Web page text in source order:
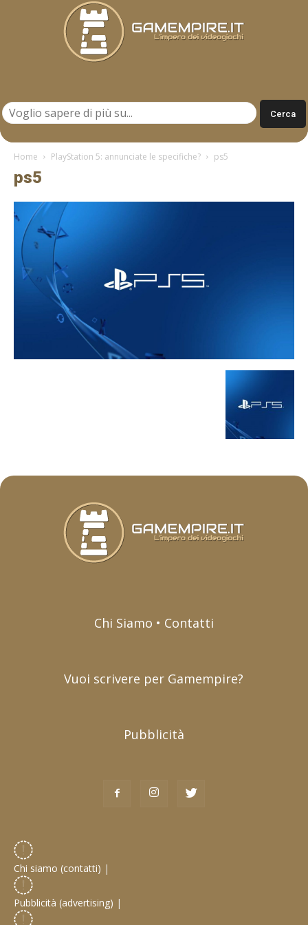
Home PlayStation 5: annunciate le specifiche? ps5
ps5
Chi Siamo • Contatti
Vuoi scrivere per Gamempire?
Pubblicità
Chi siamo (contatti) |
Pubblicità (advertising) |